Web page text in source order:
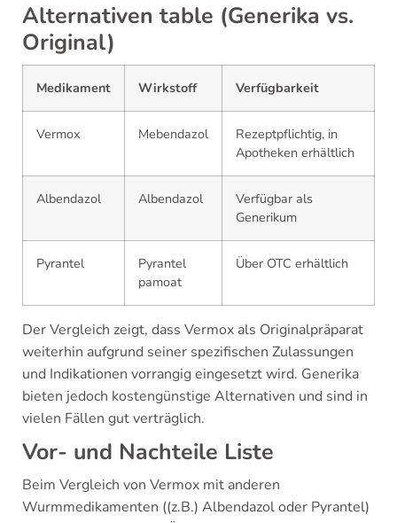
Alternativen table (Generika vs.
Original)
Medikament Wirkstoff Verfügbarkeit
Vermox Mebendazol
Rezeptpflichtig, in
Apotheken erhältlich
Albendazol Albendazol
Verfügbar als
Generikum
Pyrantel
Pyrantel
pamoat
Über OTC erhältlich
Der Vergleich zeigt, dass Vermox als Originalpräparat
weiterhin aufgrund seiner spezifischen Zulassungen
und Indikationen vorrangig eingesetzt wird. Generika
bieten jedoch kostengünstige Alternativen und sind in
vielen Fällen gut verträglich.
Vor- und Nachteile Liste
Beim Vergleich von Vermox mit anderen
Wurmmedikamenten ((z.B.) Albendazol oder Pyrantel)